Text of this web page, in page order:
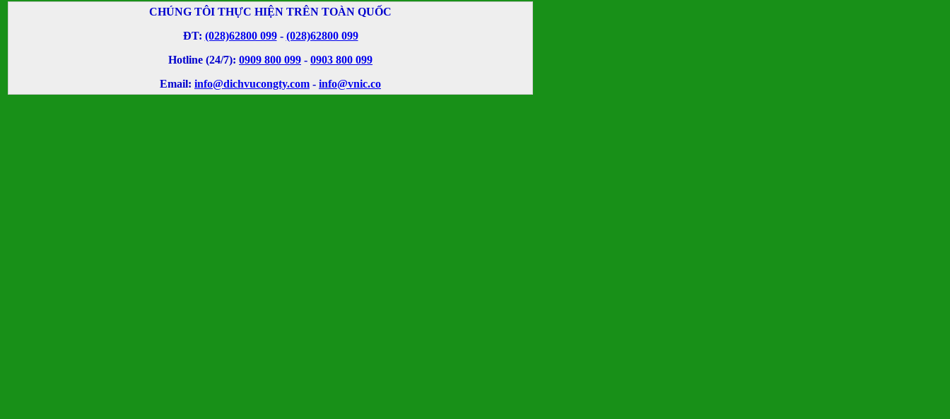
CHÚNG TÔI THỰC HIỆN TRÊN TOÀN QUỐC
ĐT: (028)62800 099- (028)62800 099
Hotline (24/7): 0909 800 099 - 0903 800 099
Email: info@dichvucongty.com - info@vnic.co